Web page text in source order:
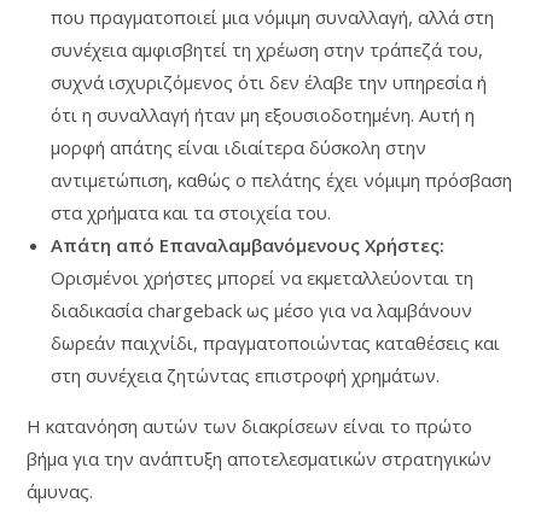
που πραγματοποιεί μια νόμιμη συναλλαγή, αλλά στη
συνέχεια αμφισβητεί τη χρέωση στην τράπεζά του,
συχνά ισχυριζόμενος ότι δεν έλαβε την υπηρεσία ή
ότι η συναλλαγή ήταν μη εξουσιοδοτημένη. Αυτή η
μορφή απάτης είναι ιδιαίτερα δύσκολη στην
αντιμετώπιση, καθώς ο πελάτης έχει νόμιμη πρόσβαση
στα χρήματα και τα στοιχεία του.
Απάτη από Επαναλαμβανόμενους Χρήστες:
Ορισμένοι χρήστες μπορεί να εκμεταλλεύονται τη
διαδικασία chargeback ως μέσο για να λαμβάνουν
δωρεάν παιχνίδι, πραγματοποιώντας καταθέσεις και
στη συνέχεια ζητώντας επιστροφή χρημάτων.
Η κατανόηση αυτών των διακρίσεων είναι το πρώτο
βήμα για την ανάπτυξη αποτελεσματικών στρατηγικών
άμυνας.